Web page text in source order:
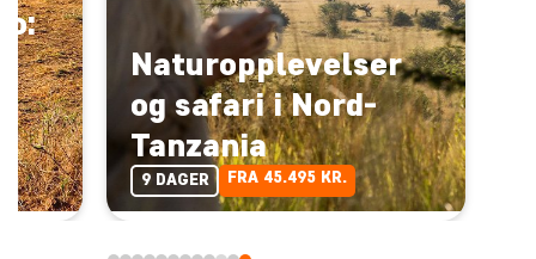
Naturopplevelser
og safari i Nord-
Tanzania
9 DAGER FRA 45.495 KR.